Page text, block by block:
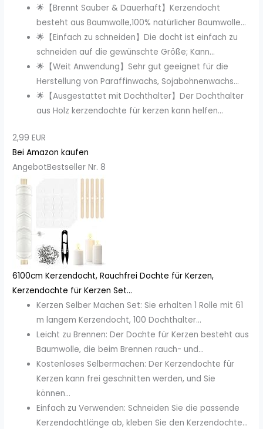
🌟【Brennt Sauber & Dauerhaft】Kerzendocht
besteht aus Baumwolle,100% natürlicher Baumwolle...
🌟【Einfach zu schneiden】Die docht ist einfach zu
schneiden auf die gewünschte Größe; Kann...
🌟【Weit Anwendung】Sehr gut geeignet für die
Herstellung von Paraffinwachs, Sojabohnenwachs...
🌟【Ausgestattet mit Dochthalter】Der Dochthalter
aus Holz kerzendochte für kerzen kann helfen...
2,99 EUR
Bei Amazon kaufen
AngebotBestseller Nr. 8
6100cm Kerzendocht, Rauchfrei Dochte für Kerzen,
Kerzendochte für Kerzen Set...
Kerzen Selber Machen Set: Sie erhalten 1 Rolle mit 61
m langem Kerzendocht, 100 Dochthalter...
Leicht zu Brennen: Der Dochte für Kerzen besteht aus
Baumwolle, die beim Brennen rauch- und...
Kostenloses Selbermachen: Der Kerzendochte für
Kerzen kann frei geschnitten werden, und Sie
können...
Einfach zu Verwenden: Schneiden Sie die passende
Kerzendochtlänge ab, kleben Sie den Kerzendochte...